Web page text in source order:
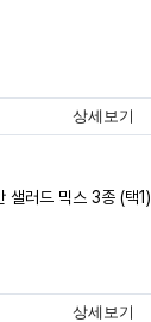
상세보기
샐러드 믹스 3종 (택1)
상세보기